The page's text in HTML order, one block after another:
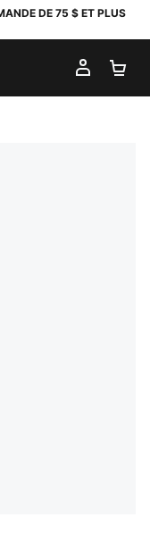
DE 75 $ ET PLUS
MON